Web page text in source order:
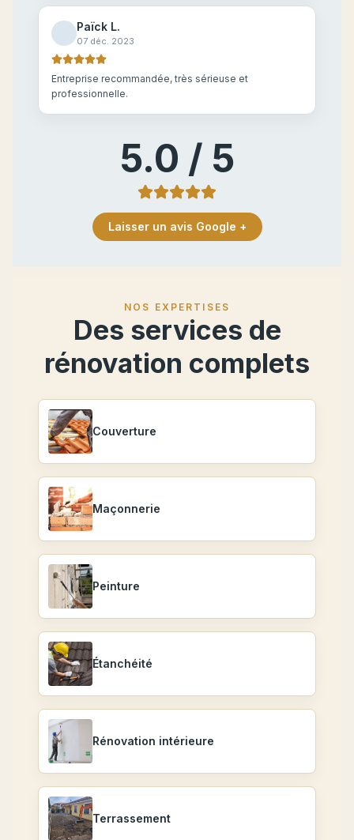
Païck L.
07 déc. 2023
Entreprise recommandée, très sérieuse et
professionnelle.
5.0 / 5
Laisser un avis Google +
NOS EXPERTISES
Des services de
rénovation complets
Couverture
Maçonnerie
Peinture
Étanchéité
Rénovation intérieure
Terrassement